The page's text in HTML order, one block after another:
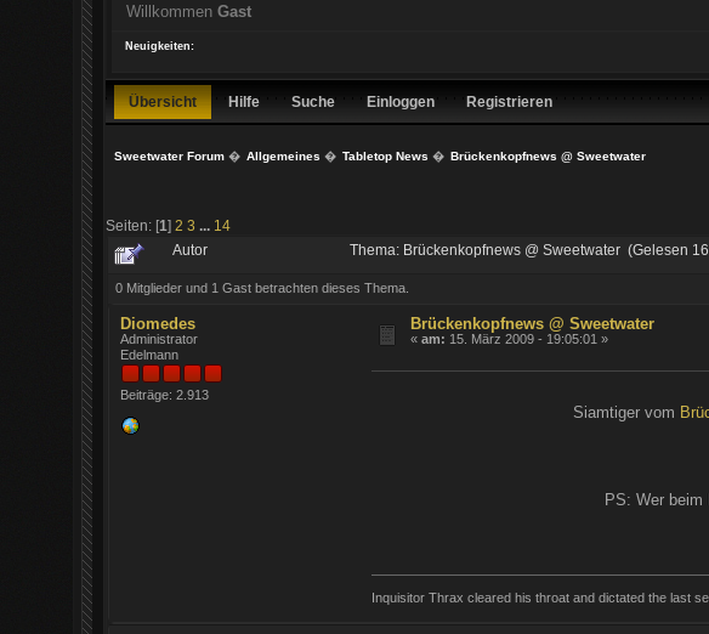
Willkommen Gast
Neuigkeiten:
Übersicht Hilfe Suche Einloggen Registrieren
Sweetwater Forum� Allgemeines � Tabletop News � Brückenkopfnews @ Sweetwater
Seiten: [1]2 3 ... 14
Autor Thema: Brückenkopfnews @ Sweetwater (Gelesen
0 Mitglieder und 1 Gast betrachten dieses Thema.
Diomedes
Administrator
Edelmann
Beiträge: 2.913
Brückenkopfnews @ Sweetwater
«am: 15. März 2009 - 19:05:01 »
Siamtiger vom
PS: Wer beim
Inquisitor Thrax cleared his throat and dictated the last